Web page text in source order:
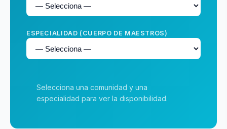
ESPECIALIDAD (CUERPO DE MAESTROS)
Selecciona una comunidad y una
especialidad para ver la disponibilidad.